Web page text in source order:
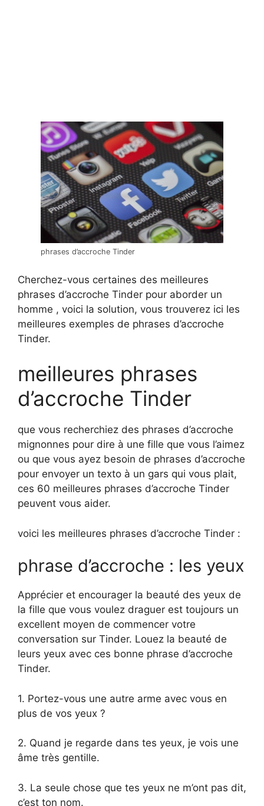
phrases d’accroche Tinder
Cherchez-vous certaines des meilleures
phrases d’accroche Tinder pour aborder un
homme , voici la solution, vous trouverez ici les
meilleures exemples de phrases d’accroche
Tinder.
meilleures phrases
d’accroche Tinder
que vous recherchiez des phrases d’accroche
mignonnes pour dire à une fille que vous l’aimez
ou que vous ayez besoin de phrases d’accroche
pour envoyer un texto à un gars qui vous plait,
ces 60 meilleures phrases d’accroche Tinder
peuvent vous aider.
voici les meilleures phrases d’accroche Tinder :
phrase d’accroche : les yeux
Apprécier et encourager la beauté des yeux de
la fille que vous voulez draguer est toujours un
excellent moyen de commencer votre
conversation sur Tinder. Louez la beauté de
leurs yeux avec ces bonne phrase d’accroche
Tinder.
1. Portez-vous une autre arme avec vous en
plus de vos yeux ?
2. Quand je regarde dans tes yeux, je vois une
âme très gentille.
3. La seule chose que tes yeux ne m’ont pas dit,
c’est ton nom.